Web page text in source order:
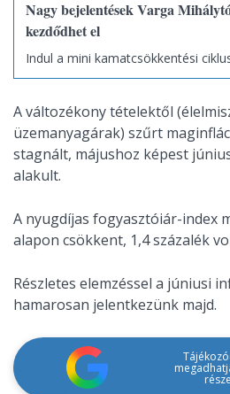
Nagy bejelentések Varga
kezdődhet el
Indul a mini kamatcsökkentési
A változékony tételektől
üzemanyagárak) szűrt
stagnált, májushoz képest
alakult.
A nyugdíjas fogyasztóiár-index
alapon csökkent, 1,4 százalék
Részletes elemzéssel a júniusi
hamarosan jelentkezünk majd.